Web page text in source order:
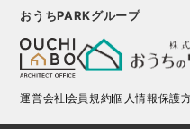
おうちPARKグループ
運営会社会員規約個人情報保護